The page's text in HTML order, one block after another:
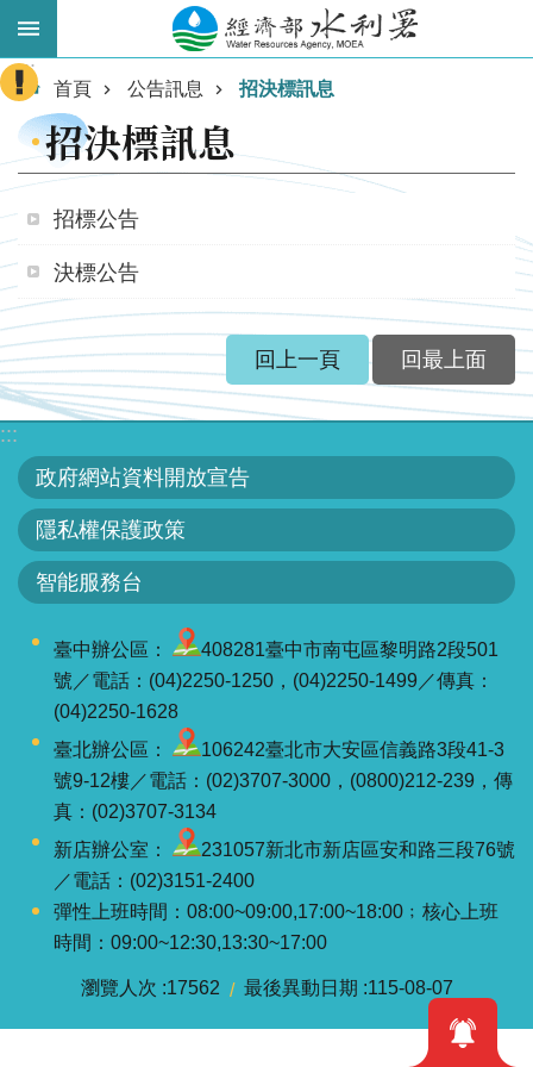
跳到主要內容區塊
進
階
搜
尋
務
主
軸
最
水
民
:::
首頁 公告訊息 招決標訊息
招決標訊息
招標公告
決標公告
回上一頁 回最上面
:::
政府網站資料開放宣告
隱私權保護政策
智能服務台
臺中辦公區：
408281臺中市南屯區黎明路2段501
號／電話：(04)2250-1250，(04)2250-1499／傳真：
(04)2250-1628
臺北辦公區：
106242臺北市大安區信義路3段41-3
號9-12樓／電話：(02)3707-3000，(0800)212-239，傳
真：(02)3707-3134
新店辦公室：
231057新北市新店區安和路三段76號
／電話：(02)3151-2400
彈性上班時間：08:00~09:00,17:00~18:00﹔核心上班
時間：09:00~12:30,13:30~17:00
瀏覽人次 17562 最後異動日期 115-08-07